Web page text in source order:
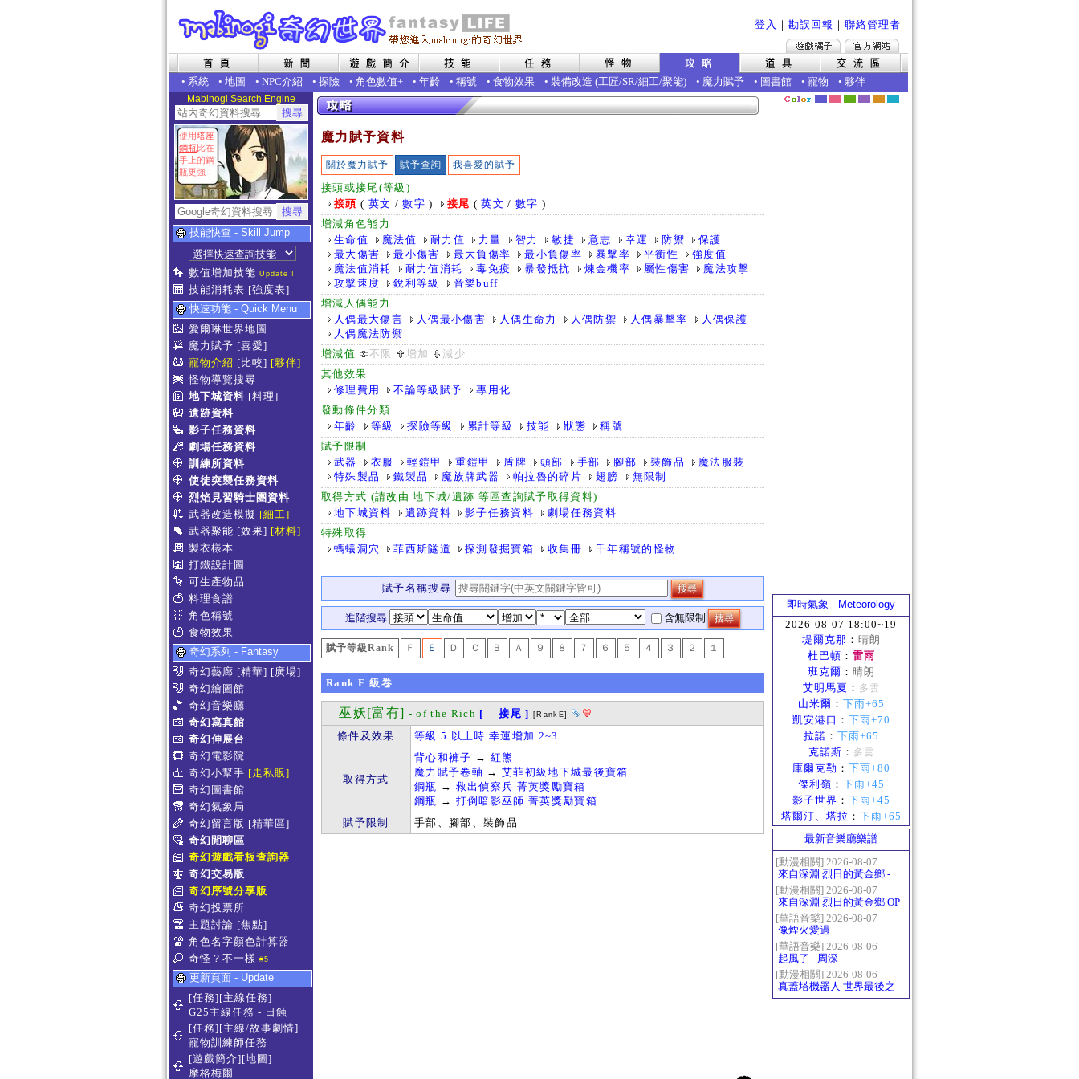
登入 ｜ 勘誤回報 ｜ 聯絡管理者
• 系統 • 地圖 • NPC介紹 • 探險 • 角色數值+ • 年齡 • 稱號 • 食物效果 • 裝備改造 (工匠/SR/細工/聚能) • 魔力賦予 • 圖書館 • 寵物 • 夥伴
Mabinogi Search Engine
使用塔座
鋼瓶比在
手上的鋼
瓶更強！
技能快查 - Skill Jump
數值增加技能 Update !
技能消耗表 [強度表]
快速功能 - Quick Menu
愛爾琳世界地圖
魔力賦予 [喜愛]
寵物介紹 [比較] [夥伴]
怪物導覽搜尋
地下城資料 [料理]
遺跡資料
影子任務資料
劇場任務資料
訓練所資料
使徒突襲任務資料
烈焰見習騎士團資料
武器改造模擬 [細工]
武器聚能 [效果] [材料]
製衣樣本
打鐵設計圖
可生產物品
料理食譜
角色稱號
食物效果
奇幻系列 - Fantasy
奇幻藝廊 [精華] [廣場]
奇幻繪圖館
奇幻音樂廳
奇幻寫真館
奇幻伸展台
奇幻電影院
奇幻小幫手 [走私販]
奇幻圖書館
奇幻氣象局
奇幻留言版 [精華區]
奇幻閒聊區
奇幻遊戲看板查詢器
奇幻交易版
奇幻序號分享版
奇幻投票所
主題討論 [焦點]
角色名字顏色計算器
奇怪？不一樣 #5
更新頁面 - Update
[任務][主線任務]
G25主線任務 - 日蝕
[任務][主線/故事劇情]
寵物訓練師任務
[遊戲簡介][地圖]
摩格梅爾
魔力賦予資料
關於魔力賦予 賦予查詢 我喜愛的賦予
接頭或接尾(等級)
接頭 ( 英文 /數字 ) 接尾 (英文 /數字 )
增減角色能力
生命值
魔法值 耐力值 力量 智力 敏捷 意志 幸運 防禦
保護
最大傷害
最小傷害 最大負傷率 最小負傷率 暴擊率 平衡性
強度值
魔法值消耗
耐力值消耗 毒免疫 暴發抵抗 煉金機率 屬性傷害
魔法攻擊
攻擊速度
銳利等級
音樂buff
增減人偶能力
人偶最大傷害
人偶最小傷害 人偶生命力 人偶防禦 人偶暴擊率
人偶保護
人偶魔法防禦
增減值
不限 增加
減少
其他效果
修理費用
不論等級賦予
專用化
發動條件分類
年齡
等級 探險等級 累計等級 技能 狀態
稱號
賦予限制
武器
衣服 輕鎧甲 重鎧甲 盾牌 頭部 手部 腳部 裝飾品
魔法服裝
特殊製品
鐵製品 魔族牌武器 帕拉魯的碎片 翅膀
無限制
取得方式 (請改由 地下城/遺跡 等區查詢賦予取得資料)
地下城資料
遺跡資料 影子任務資料
劇場任務資料
特殊取得
螞蟻洞穴
菲西斯隧道 探測發掘寶箱 收集冊 千年稱號的怪物
賦予名稱搜尋
進階搜尋 含無限制
賦予等級Rank Ｆ Ｅ Ｄ Ｃ Ｂ Ａ ９ ８ ７ ６ ５ ４ ３ ２ １
Rank E 級卷
巫妖[富有] - of the Rich [ 接尾 ] [RankE]
條件及效果 等級 5 以上時 幸運增加 2~3
取得方式
背心和褲子 → 紅熊
魔力賦予卷軸 → 艾菲初級地下城最後寶箱
鋼瓶 → 救出偵察兵 菁英獎勵寶箱
鋼瓶 → 打倒暗影巫師 菁英獎勵寶箱
賦予限制
手部、腳部、裝飾品
即時氣象 - Meteorology
2026-08-07 18:00~19
堤爾克那 ： 晴朗
杜巴頓 ： 雷雨
班克爾 ： 晴朗
艾明馬夏 ： 多雲
山米爾 ： 下雨+65
凱安港口 ： 下雨+70
拉諾 ： 下雨+65
克諾斯 ： 多雲
庫爾克勒 ： 下雨+80
傑利嶺 ： 下雨+45
影子世界 ： 下雨+45
塔爾汀、塔拉 ： 下雨+65
最新音樂廳樂譜
[動漫相關] 2026-08-07
來自深淵 烈日的黃金鄉 -
Gravity
[動漫相關] 2026-08-07
來自深淵 烈日的黃金鄉 OP
- かたち(Katachi)
[華語音樂] 2026-08-07
像煙火愛過
[華語音樂] 2026-08-06
起風了 - 周深
[動漫相關] 2026-08-06
真蓋塔機器人 世界最後之
日OP2 HEATS